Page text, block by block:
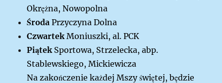
Okrężna, Nowopolna
Środa Przyczyna Dolna
CzwartekMoniuszki, al. PCK
PiątekSportowa, Strzelecka, abp.
Stablewskiego, Mickiewicza
Na zakończenie każdej Mszy świętej, będzie